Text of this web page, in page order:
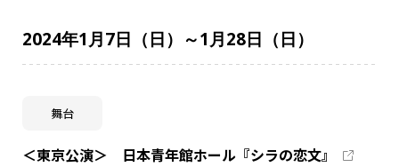
2024年1月7日（日）～1月28日（日）
舞台
＜東京公演＞ 日本青年館ホール『シラの恋文』